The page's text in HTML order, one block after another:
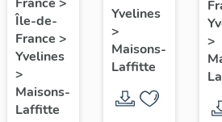
Île-de-
France >
Yvelines
>
Maisons-
Laffitte
marines
Yvelines
>
Maisons-
Laffitte
>